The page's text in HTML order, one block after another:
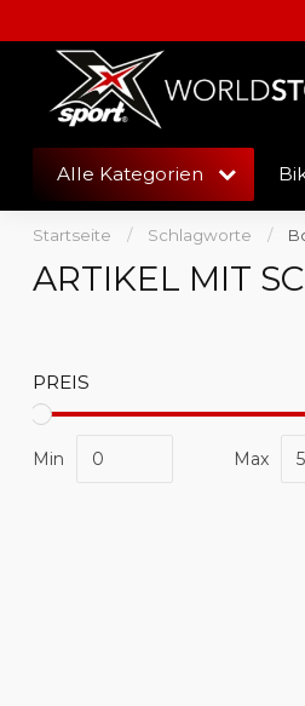
Alle Kategorien
Startseite / Schlagworte /
ARTIKEL MIT
PREIS
Min Max